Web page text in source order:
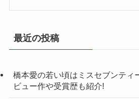
最近の投稿
橋本愛の若い頃はミスセブンティ
ビュー作や受賞歴も紹介!